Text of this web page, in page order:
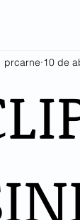
prcarne 10 de